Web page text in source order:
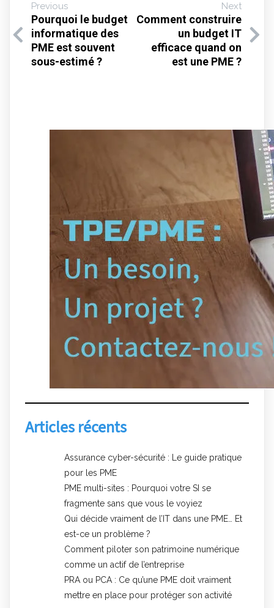
Previous
Pourquoi le budget
informatique des
PME est souvent
sous-estimé ?
Next
Comment construire
un budget IT
efficace quand on
est une PME ?
Articles récents
Assurance cyber-sécurité : Le guide pratique
pour les PME
PME multi-sites : Pourquoi votre SI se
fragmente sans que vous le voyiez
Qui décide vraiment de l’IT dans une PME… Et
est-ce un problème ?
Comment piloter son patrimoine numérique
comme un actif de l’entreprise
PRA ou PCA : Ce qu’une PME doit vraiment
mettre en place pour protéger son activité